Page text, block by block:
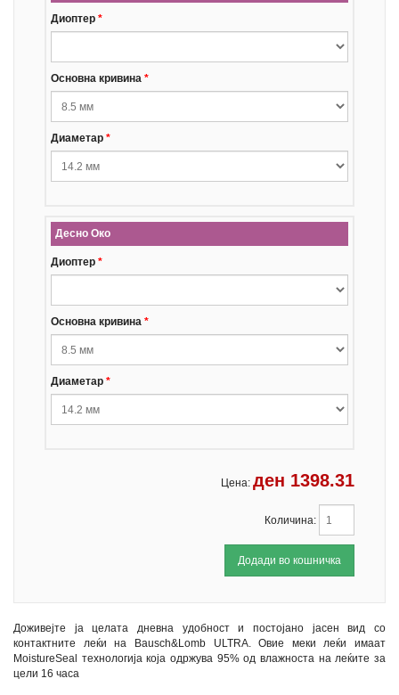
Диоптер *
Основна кривина *
Диаметар *
Десно Око
Диоптер *
Основна кривина *
Диаметар *
Цена: ден 1398.31
Количина:
Доживејте ја целата дневна удобност и постојано јасен вид со
контактнитe леќи на Bausch&Lomb ULTRA. Овие меки леќи имаат
MoistureSeal технологија која одржува 95% од влажноста на леќите за
цели 16 часа